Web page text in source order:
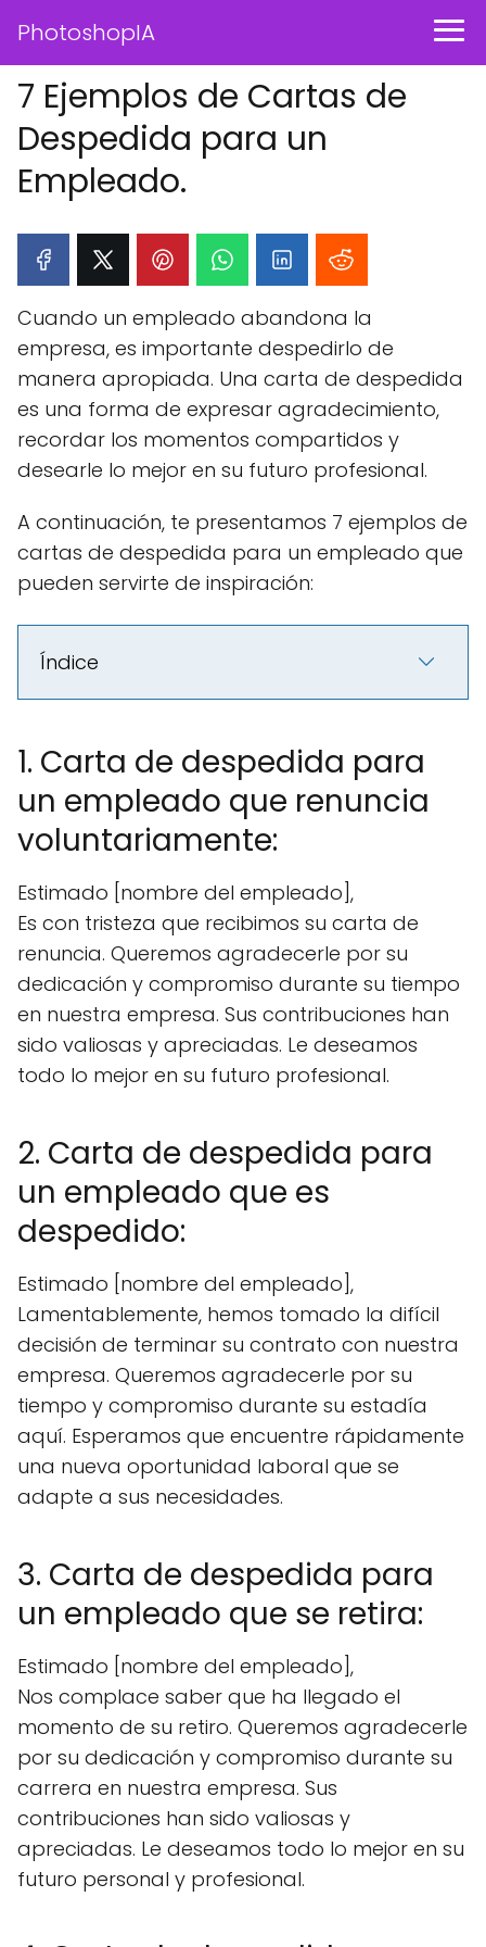
PhotoshopIA
7 Ejemplos de Cartas de
Despedida para un
Empleado.
Cuando un empleado abandona la
empresa, es importante despedirlo de
manera apropiada. Una carta de despedida
es una forma de expresar agradecimiento,
recordar los momentos compartidos y
desearle lo mejor en su futuro profesional.
A continuación, te presentamos 7 ejemplos de
cartas de despedida para un empleado que
pueden servirte de inspiración:
Índice
1. Carta de despedida para
un empleado que renuncia
voluntariamente:
Estimado [nombre del empleado],
Es con tristeza que recibimos su carta de
renuncia. Queremos agradecerle por su
dedicación y compromiso durante su tiempo
en nuestra empresa. Sus contribuciones han
sido valiosas y apreciadas. Le deseamos
todo lo mejor en su futuro profesional.
2. Carta de despedida para
un empleado que es
despedido:
Estimado [nombre del empleado],
Lamentablemente, hemos tomado la difícil
decisión de terminar su contrato con nuestra
empresa. Queremos agradecerle por su
tiempo y compromiso durante su estadía
aquí. Esperamos que encuentre rápidamente
una nueva oportunidad laboral que se
adapte a sus necesidades.
3. Carta de despedida para
un empleado que se retira:
Estimado [nombre del empleado],
Nos complace saber que ha llegado el
momento de su retiro. Queremos agradecerle
por su dedicación y compromiso durante su
carrera en nuestra empresa. Sus
contribuciones han sido valiosas y
apreciadas. Le deseamos todo lo mejor en su
futuro personal y profesional.